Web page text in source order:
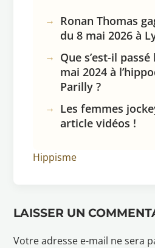
Ronan Thomas
du 8 mai 2026 à
Que s’est-il
mai 2024 à
Parilly ?
Les femmes
article vidéos !
Hippisme
LAISSER UN
Votre adresse e-mail ne sera